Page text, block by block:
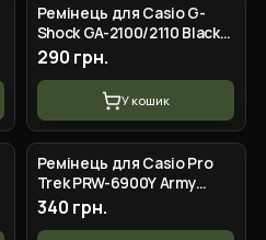
Ремінець для Casio G-
Shock GA-2100/2110 Black
SI
290 грн.
У кошик
Ремінець для Casio Pro
Trek PRW-6900Y Army
Green SI
340 грн.